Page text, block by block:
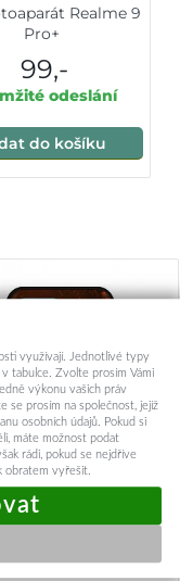
Realme 9
Pro+
99,-
odeslání
do košíku
kryt DARK
9 Pro+ Warcraft
využívají. Jednotlivé typy
tabulce. Zvolte prosím Vámi
výkonu vašich práv
se prosím na společnost, jejíž
osobních údajů. Pokud si
máte možnost podat
rádi, pokud se nejdříve
obratem vyřešit.